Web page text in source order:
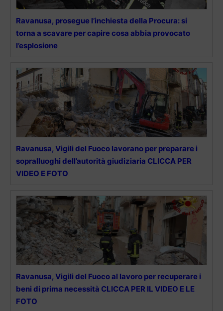
Ravanusa, prosegue l’inchiesta della Procura: si
torna a scavare per capire cosa abbia provocato
l’esplosione
Ravanusa, Vigili del Fuoco lavorano per preparare i
sopralluoghi dell’autorità giudiziaria CLICCA PER
VIDEO E FOTO
Ravanusa, Vigili del Fuoco al lavoro per recuperare i
beni di prima necessità CLICCA PER IL VIDEO E LE
FOTO